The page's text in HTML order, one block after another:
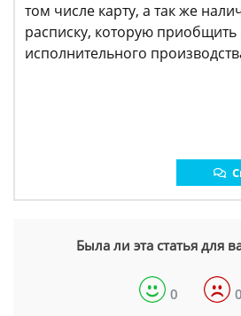
том числе карту, а так же
расписку, которую
исполнительного
Была ли эта статья для
0 0